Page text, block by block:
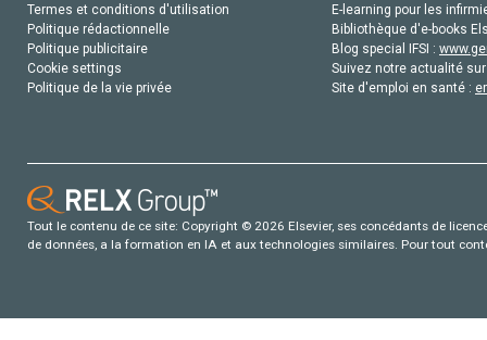
Termes et conditions d'utilisation
Politique rédactionnelle
Politique publicitaire
Cookie settings
Politique de la vie privée
E-learning pour les
Bibliothèque d'e-books
Blog special IFSI :
Suivez notre actualité
Site d'emploi en santé :
Tout le contenu de ce site: Copyright © 2026 Elsevier, ses concédants de
de données, a la formation en IA et aux technologies similaires. Pour tout